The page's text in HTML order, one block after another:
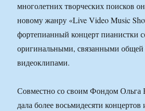
многолетних творческих поисков
новому жанру «Live Video Music
фортепианный концерт пианистки
оригинальными, связанными общей
видеоклипами.
Совместно со своим Фондом Ольга
дала более восьмидесяти концертов